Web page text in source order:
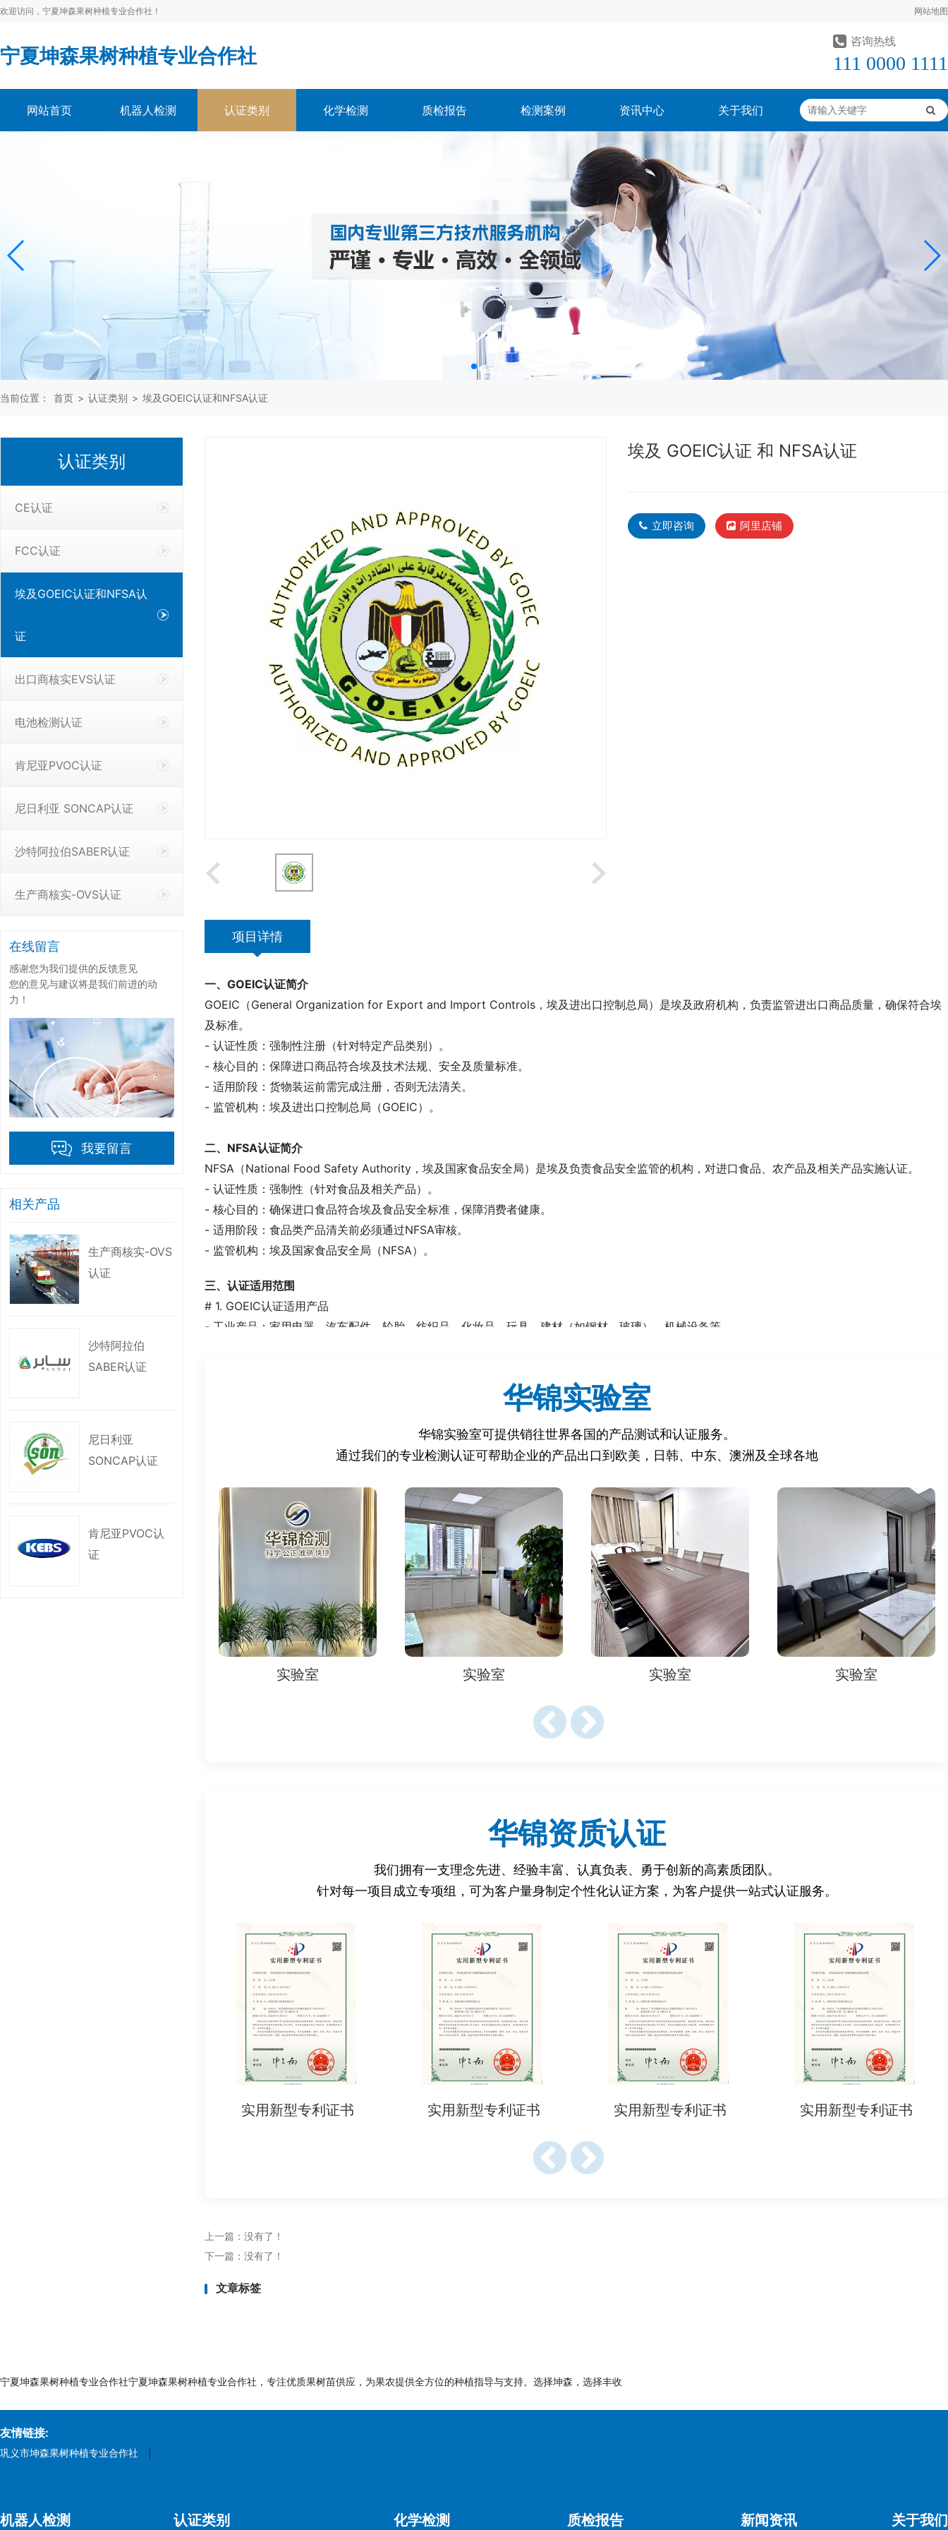
欢迎访问，宁夏坤森果树种植专业合作社！ 网站地图
宁夏坤森果树种植专业合作社
咨询热线
111 0000 1111
网站首页 机器人检测 认证类别 化学检测 质检报告 检测案例 资讯中心 关于我们
当前位置： 首页 > 认证类别 > 埃及GOEIC认证和NFSA认证
认证类别
CE认证
FCC认证
埃及GOEIC认证和NFSA认
证
出口商核实EVS认证
电池检测认证
肯尼亚PVOC认证
尼日利亚 SONCAP认证
沙特阿拉伯SABER认证
生产商核实-OVS认证
在线留言
感谢您为我们提供的反馈意见
您的意见与建议将是我们前进的动
力！
我要留言
相关产品
生产商核实-OVS
认证
沙特阿拉伯
SABER认证
尼日利亚
SONCAP认证
肯尼亚PVOC认
证
埃及 GOEIC认证 和 NFSA认证
立即咨询 阿里店铺
项目详情
一、GOEIC认证简介
GOEIC（General Organization for Export and Import Controls，埃及进出口控制总局）是埃及政府机构，负责监管进出口商品质量，确保符合埃
及标准。
- 认证性质：强制性注册（针对特定产品类别）。
- 核心目的：保障进口商品符合埃及技术法规、安全及质量标准。
- 适用阶段：货物装运前需完成注册，否则无法清关。
- 监管机构：埃及进出口控制总局（GOEIC）。
二、NFSA认证简介
NFSA（National Food Safety Authority，埃及国家食品安全局）是埃及负责食品安全监管的机构，对进口食品、农产品及相关产品实施认证。
- 认证性质：强制性（针对食品及相关产品）。
- 核心目的：确保进口食品符合埃及食品安全标准，保障消费者健康。
- 适用阶段：食品类产品清关前必须通过NFSA审核。
- 监管机构：埃及国家食品安全局（NFSA）。
三、认证适用范围
# 1. GOEIC认证适用产品
- 工业产品：家用电器、汽车配件、轮胎、纺织品、化妆品、玩具、建材（如钢材、玻璃）、机械设备等。
- 食品类：加工食品、乳制品、肉类、食用油、饮料、添加剂等。
- 农产品：谷物、水果、蔬菜、香料等。
- 注：所有进口食品均需符合NFSA标准（如埃及标准ES或国际标准Codex）。
四、为何需要办理GOEIC和NFSA认证？
1. 法规强制要求：
- 未完成GOEIC注册或NFSA认证的产品将被埃及海关扣留或退回。
- 违反规定可能导致罚款或贸易黑名单。
2. 市场准入前提：
- GOEIC和NFSA认证是埃及清关的必要文件，直接影响贸易可行性。
3. 保障质量与安全：
- 通过认证可证明产品符合埃及技术标准或食品安全要求，避免质量问题纠纷。
- 认证标志增强采购商信任，符合埃及政府及大型企业的采购要求。
- 产品技术参数、说明书、标签图（需含阿拉伯语信息）。
- 符合埃及标准的测试报告（如ES标准，需ILAC认可实验室出具）。
- 进口商文件：
- 埃及进口商营业执照（需在GOEIC注册）。
- 授权委托书（若通过代理申请）。
# 2. NFSA认证所需资料
- 食品类产品：
- 卫生证书（Health Certificate，需出口国官方机构签发）。
- 成分分析报告（含添加剂、过敏原信息）。
- 原产地证书（Certificate of Origin）。
- 生产企业HACCP或ISO 22000证书（非强制，但有助于加快审核）。
# 1. GOEIC认证流程
4. GOEIC审核通过后颁发注册证书。
3. NFSA审核资料并可能要求样品检测。
华锦实验室
华锦实验室可提供销往世界各国的产品测试和认证服务。
通过我们的专业检测认证可帮助企业的产品出口到欧美，日韩、中东、澳洲及全球各地
实验室 实验室 实验室 实验室
华锦资质认证
我们拥有一支理念先进、经验丰富、认真负表、勇于创新的高素质团队。
针对每一项目成立专项组，可为客户量身制定个性化认证方案，为客户提供一站式认证服务。
实用新型专利证书 实用新型专利证书 实用新型专利证书 实用新型专利证书
上一篇：没有了！
下一篇：没有了！
文章标签
宁夏坤森果树种植专业合作社宁夏坤森果树种植专业合作社，专注优质果树苗供应，为果农提供全方位的种植指导与支持。选择坤森，选择丰收
友情链接:
巩义市坤森果树种植专业合作社
机器人检测 认证类别 化学检测 质检报告 新闻资讯 关于我们